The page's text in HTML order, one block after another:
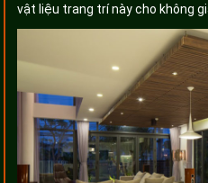
vật liệu trang trí này cho không